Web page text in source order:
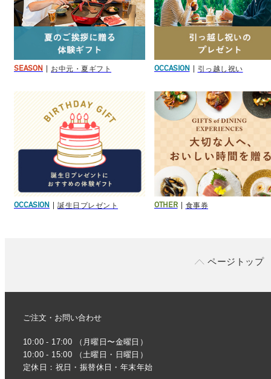
SEASON お中元・夏ギフト OCCASION 引っ越し祝い
OCCASION 誕生日プレゼント OTHER 食事券
ページトップ
ご注文・お問い合わせ
10:00 - 17:00 （月曜日〜金曜日）
10:00 - 15:00 （土曜日・日曜日）
定休日：祝日・振替休日・年末年始